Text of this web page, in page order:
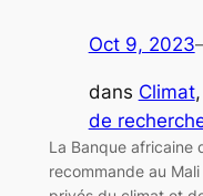
Oct 9, 2023
dans Climat,
de
La Banque africaine
recommande au